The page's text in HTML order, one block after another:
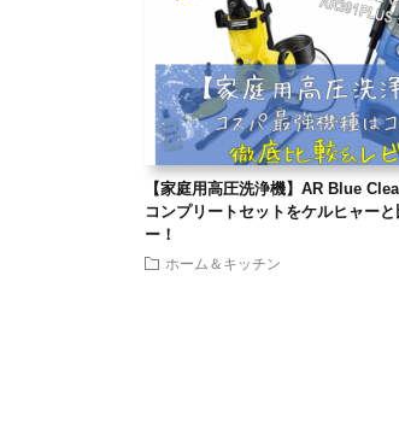
【家庭用高圧洗浄機】AR Blue
コンプリートセットをケルヒャー
ー！
ホーム＆キッチン